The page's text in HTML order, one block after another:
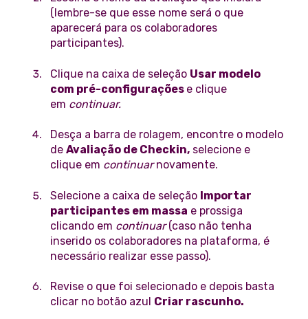
(lembre-se que esse nome será o que
aparecerá para os colaboradores
participantes).
Clique na caixa de seleção Usar modelo
com pré-configurações e clique
em continuar.
Desça a barra de rolagem, encontre o modelo
de Avaliação de Checkin, selecione e
clique em continuarnovamente.
Selecione a caixa de seleção Importar
participantes em massa e prossiga
clicando em continuar(caso não tenha
inserido os colaboradores na plataforma, é
necessário realizar esse passo).
Revise o que foi selecionado e depois basta
clicar no botão azul Criar rascunho.